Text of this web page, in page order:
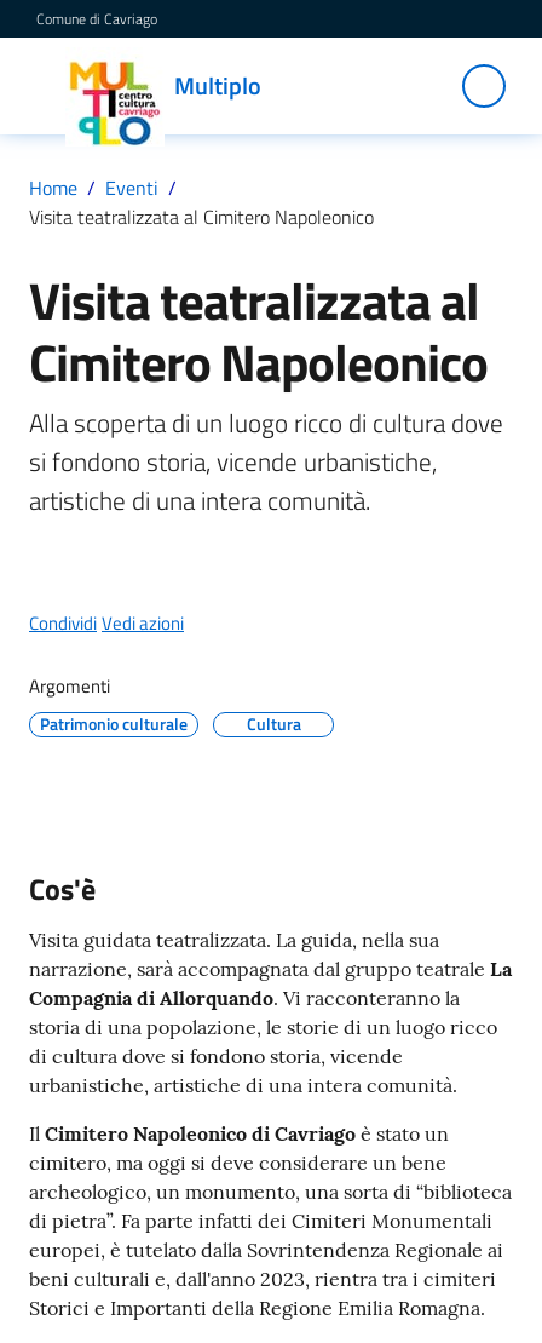
Vai al contenuto
Vai alla navigazione
Vai al footer
Comune di Cavriago
Multiplo
Multiplo
Centro
Cultura
C
t
a
o
Menu selezionato
Corsi
Partecipa
Sostieni
Per
saperne
di
più
Home / Eventi /
Visita teatralizzata al Cimitero Napoleonico
Salta al contenuto
Visita teatralizzata al
Cimitero Napoleonico
Alla scoperta di un luogo ricco di cultura dove
si fondono storia, vicende urbanistiche,
artistiche di una intera comunità.
CondividiVedi azioni
Argomenti
Patrimonio culturale Cultura
Cos'è
Visita guidata teatralizzata. La guida, nella sua
narrazione, sarà accompagnata dal gruppo teatrale La
Compagnia di Allorquando. Vi racconteranno la
storia di una popolazione, le storie di un luogo ricco
di cultura dove si fondono storia, vicende
urbanistiche, artistiche di una intera comunità.
Il Cimitero Napoleonico di Cavriago è stato un
cimitero, ma oggi si deve considerare un bene
archeologico, un monumento, una sorta di “biblioteca
di pietra”. Fa parte infatti dei Cimiteri Monumentali
europei, è tutelato dalla Sovrintendenza Regionale ai
beni culturali e, dall'anno 2023, rientra tra i cimiteri
Storici e Importanti della Regione Emilia Romagna.